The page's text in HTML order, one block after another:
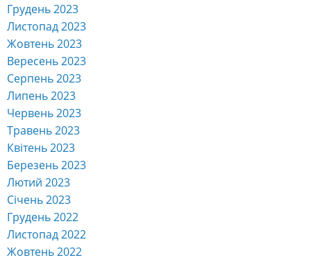
Грудень 2023
Листопад 2023
Жовтень 2023
Вересень 2023
Серпень 2023
Липень 2023
Червень 2023
Травень 2023
Квітень 2023
Березень 2023
Лютий 2023
Січень 2023
Грудень 2022
Листопад 2022
Жовтень 2022